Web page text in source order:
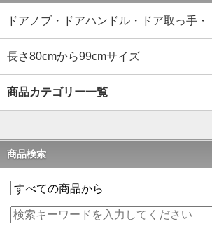
ドアノブ・ドアハンドル・ドア取っ手・
長さ80cmから99cmサイズ
商品カテゴリー一覧
商品検索